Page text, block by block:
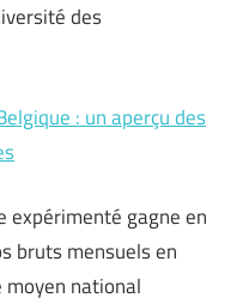
des
: un aperçu des
expérimenté gagne en
bruts mensuels en
moyen national